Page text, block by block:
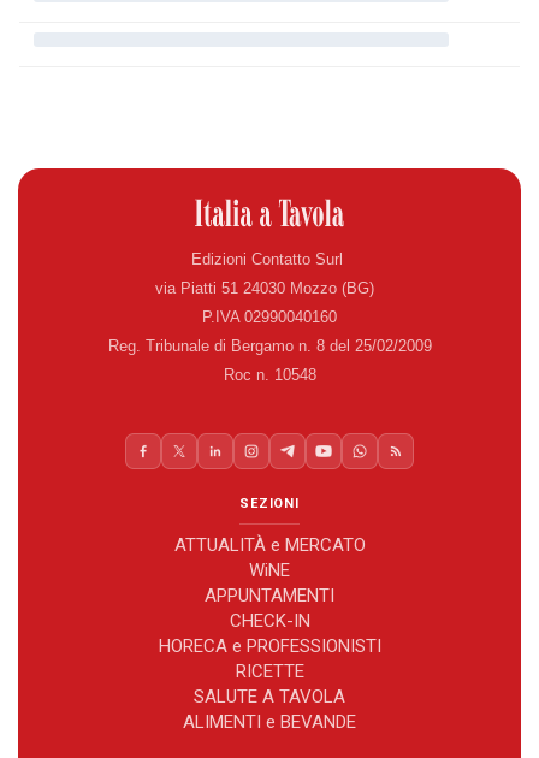
Edizioni Contatto Surl
via Piatti 51 24030 Mozzo (BG)
P.IVA 02990040160
Reg. Tribunale di Bergamo n. 8 del 25/02/2009
Roc n. 10548
SEZIONI
ATTUALITÀ e MERCATO
WiNE
APPUNTAMENTI
CHECK-IN
HORECA e PROFESSIONISTI
RICETTE
SALUTE A TAVOLA
ALIMENTI e BEVANDE